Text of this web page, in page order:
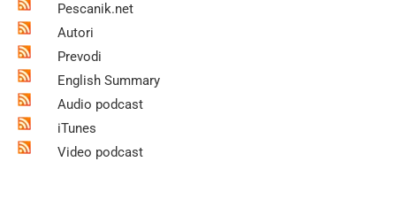
Pescanik.net
Autori
Prevodi
English Summary
Audio podcast
iTunes
Video podcast